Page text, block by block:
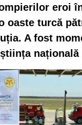
eroi
oaste turcă
A fost
națională